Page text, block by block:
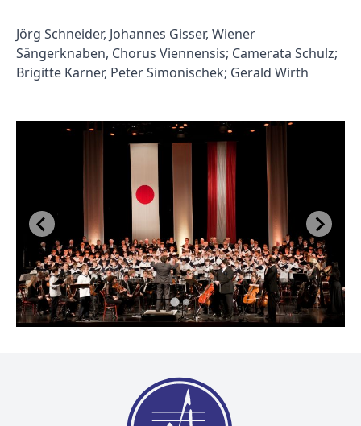
Jörg Schneider, Johannes Gisser, Wiener
Sängerknaben, Chorus Viennensis; Camerata Schulz;
Brigitte Karner, Peter Simonischek; Gerald Wirth